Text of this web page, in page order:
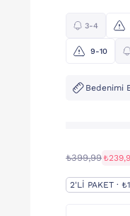
3-4
9-10
Bedenimi
₺399,99
2'LI PAKET ·